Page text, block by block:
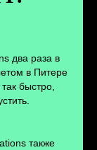
два раза в
в Питере
быстро,
также